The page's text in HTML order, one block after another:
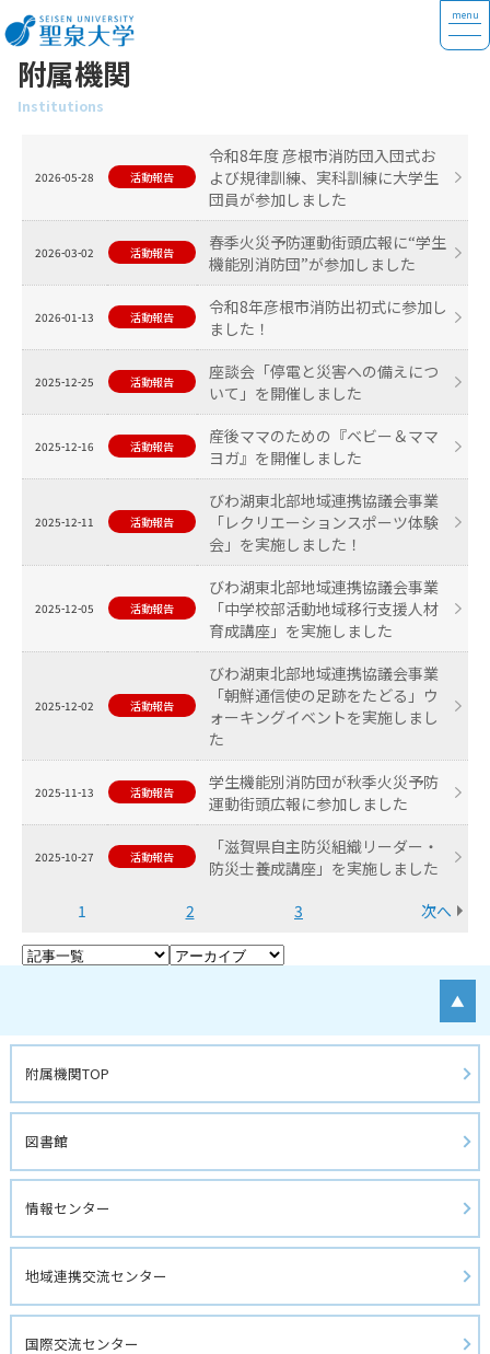
附属機関
Institutions
2026-05-28 活動報告
令和8年度 彦根市消防団入団式お
よび規律訓練、実科訓練に大学生
団員が参加しました
2026-03-02 活動報告
春季火災予防運動街頭広報に“学生
機能別消防団”が参加しました
2026-01-13 活動報告
令和8年彦根市消防出初式に参加し
ました！
2025-12-25 活動報告
座談会「停電と災害への備えにつ
いて」を開催しました
2025-12-16 活動報告
産後ママのための『ベビー＆ママ
ヨガ』を開催しました
2025-12-11 活動報告
びわ湖東北部地域連携協議会事業
「レクリエーションスポーツ体験
会」を実施しました！
2025-12-05 活動報告
びわ湖東北部地域連携協議会事業
「中学校部活動地域移行支援人材
育成講座」を実施しました
2025-12-02 活動報告
びわ湖東北部地域連携協議会事業
「朝鮮通信使の足跡をたどる」ウ
ォーキングイベントを実施しまし
た
2025-11-13 活動報告
学生機能別消防団が秋季火災予防
運動街頭広報に参加しました
2025-10-27 活動報告
「滋賀県自主防災組織リーダー・
防災士養成講座」を実施しました
1
2 3 次へ
▲
附属機関TOP
図書館
情報センター
地域連携交流センター
国際交流センター